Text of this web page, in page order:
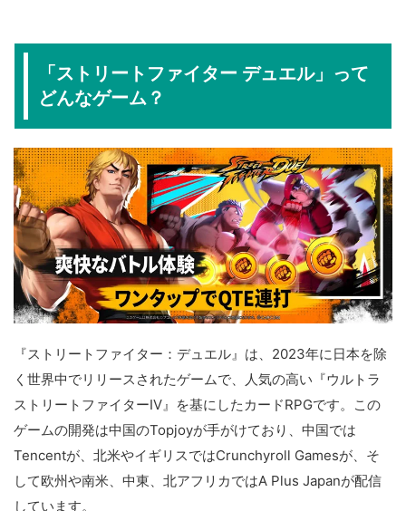
「ストリートファイター デュエル」って
どんなゲーム？
『ストリートファイター：デュエル』は、2023年に日本を除
く世界中でリリースされたゲームで、人気の高い『ウルトラ
ストリートファイターIV』を基にしたカードRPGです。この
ゲームの開発は中国のTopjoyが手がけており、中国では
Tencentが、北米やイギリスではCrunchyroll Gamesが、そ
して欧州や南米、中東、北アフリカではA Plus Japanが配信
しています。